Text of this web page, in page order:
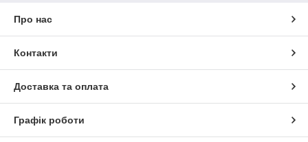
Про нас
Контакти
Доставка та оплата
Графік роботи